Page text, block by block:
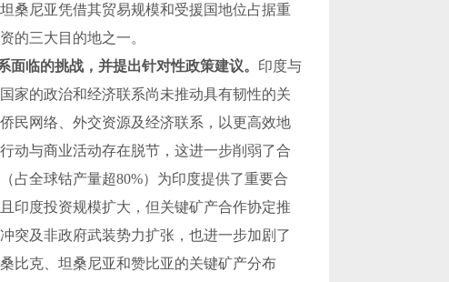
桑尼亚凭借其贸易规模和受援国地位占据重
的三大目的地之一。
临的挑战，并提出针对性政策建议。 印度与
家的政治和经济联系尚未推动具有韧性的关
民网络、外交资源及经济联系，以更高效地
动与商业活动存在脱节，这进一步削弱了合
占全球钴产量超80%）为印度提供了重要合
印度投资规模扩大，但关键矿产合作协定推
突及非政府武装势力扩张，也进一步加剧了
比克、坦桑尼亚和赞比亚的关键矿产分布